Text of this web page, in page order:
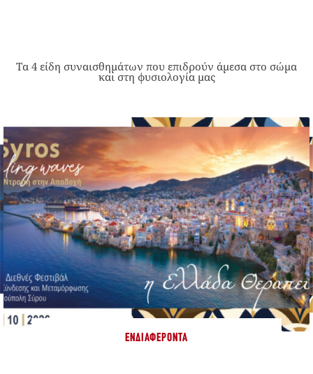
Τα 4 είδη συναισθημάτων που επιδρούν άμεσα στο σώμα
και στη φυσιολογία μας
ΕΝΔΙΑΦΈΡΟΝΤΑ